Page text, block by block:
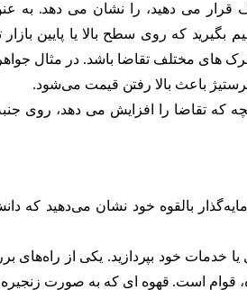
قرار می دهید، را نشان می دهد. به
که روی سطح بالا یا پایین
های مختلف تقاضا باشد. در مثال
باعث بالا رفتن قیمت می‌شود.
که تقاضا را افزایش می دهد، روی
بالقوه خود نشان می‌دهید که
خدمات خود بپردازید. یکی از راه‌های
قوام است. قهوه ای که به صورت